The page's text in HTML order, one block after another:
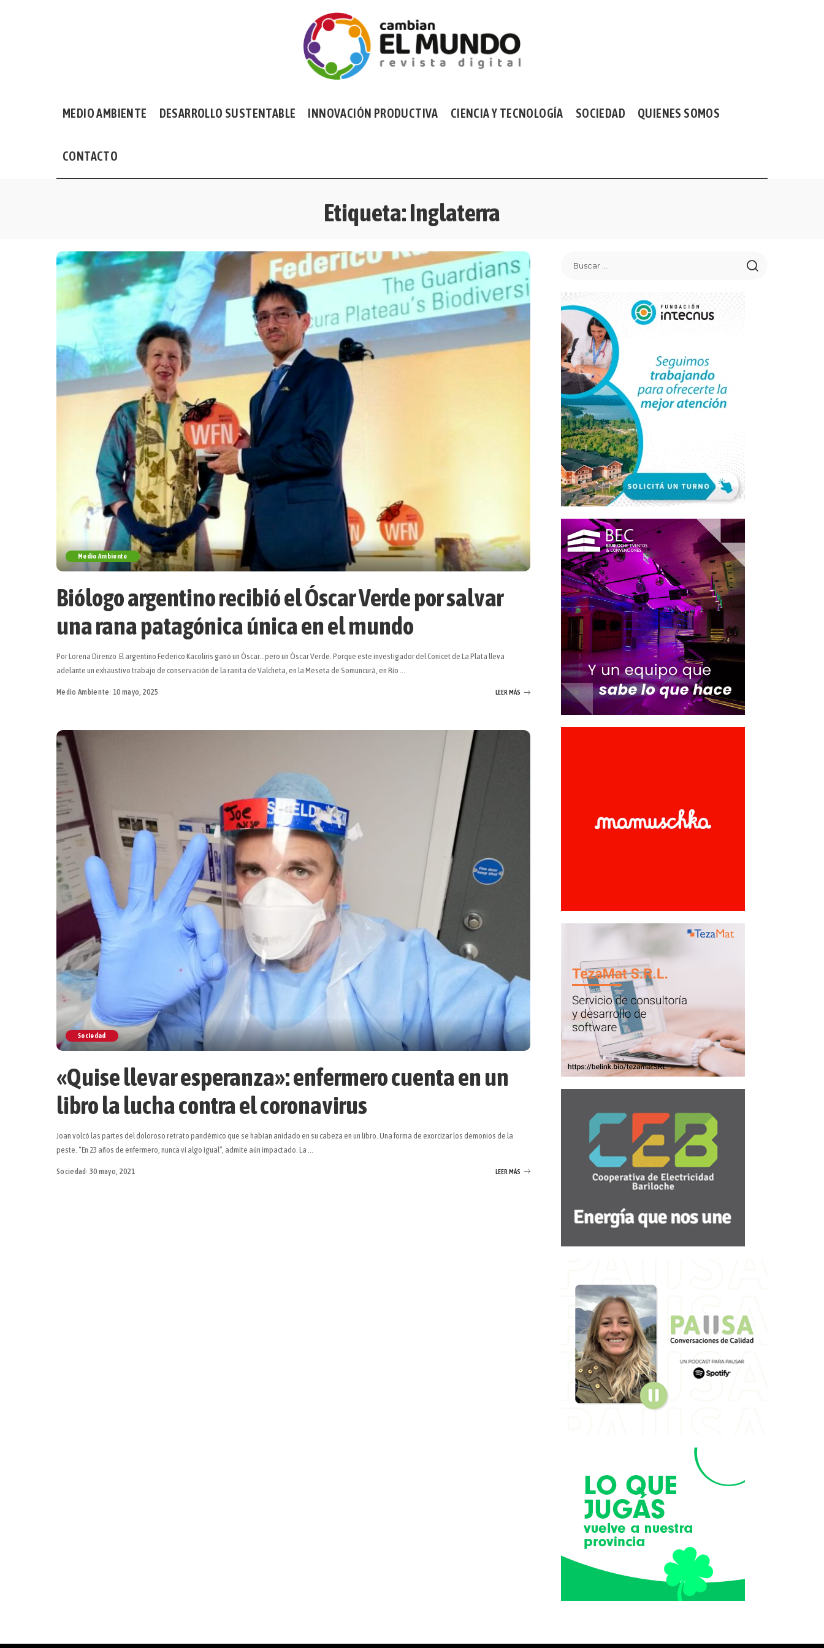
MEDIO AMBIENTE DESARROLLO SUSTENTABLE INNOVACIÓN PRODUCTIVA CIENCIA Y TECNOLOGÍA SOCIEDAD QUIENES SOMOS
CONTACTO
Etiqueta:Inglaterra
Medio Ambiente
Biólogo argentino recibió el Óscar Verde por salvar
una rana patagónica única en el mundo
Por Lorena Direnzo El argentino Federico Kacoliris ganó un Óscar…pero un Óscar Verde. Porque este investigador del Conicet de La Plata lleva
adelante un exhaustivo trabajo de conservación de la ranita de Valcheta, en la Meseta de Somuncurá, en Río ...
Medio Ambiente 10 mayo, 2025 LEER MÁS
Sociedad
«Quise llevar esperanza»: enfermero cuenta en un
libro la lucha contra el coronavirus
Joan volcó las partes del doloroso retrato pandémico que se habían anidado en su cabeza en un libro. Una forma de exorcizar los demonios de la
peste. “En 23 años de enfermero, nunca vi algo igual”, admite aún impactado. La
Sociedad 30 mayo, 2021 LEER MÁS